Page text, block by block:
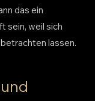
das ein
sein, weil sich
lassen.